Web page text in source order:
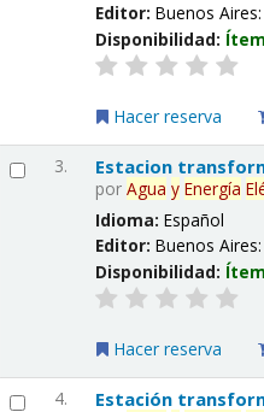
Editor:Buenos
Disponibilidad:
Hacer reserva
3. Estacion
porAgua y Energía
Idioma:Español
Editor:Buenos
Disponibilidad:
Hacer reserva
4. Estación